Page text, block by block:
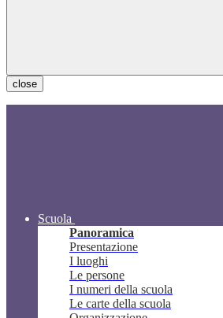
close
Scuola
Panoramica
Presentazione
I luoghi
Le persone
I numeri della scuola
Le carte della scuola